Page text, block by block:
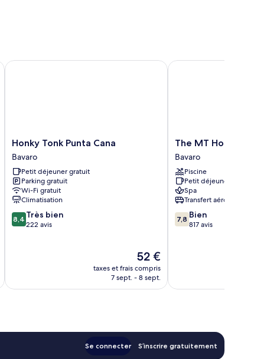
Honky
Tonk
Punta
Cana
Bavaro
Honky Tonk Punta Cana
Bavaro
Petit déjeuner gratuit
Parking gratuit
Wi-Fi gratuit
Climatisation
8.4
sur
8,4 Très bien
222 avis
Le
nouveau
prix
52 €
taxes et frais compris
7 sept. - 8 sept.
Honky Tonk Punta Cana
The
MT
Hotel
Bavaro
The MT Hotel
Bavaro
Piscine
Petit déjeuner gratuit
Spa
Transfert aéroport
7.8
sur
7,8 Bien
817 avis
The MT Hotel
Se connecter S’inscrire gratuitement